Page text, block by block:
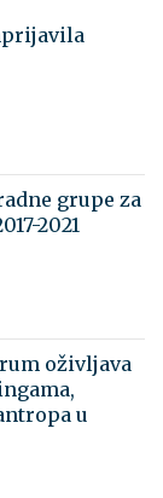
grupe za
2021
oživljava
u